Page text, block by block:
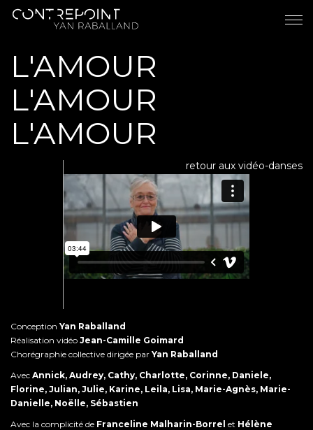
L'AMOUR
L'AMOUR
L'AMOUR
retour aux vidéo-danses
Conception Yan Raballand
Réalisation vidéo Jean-Camille Goimard
Chorégraphie collective dirigée par Yan Raballand
Avec Annick, Audrey, Cathy, Charlotte, Corinne, Daniele,
Florine, Julian, Julie, Karine, Leila, Lisa, Marie-Agnès, Marie-
Danielle, Noëlle, Sébastien
Avec la complicité de Franceline Malharin-Borrel et Hélène